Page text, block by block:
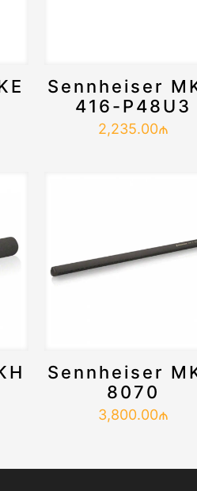
Sennheiser
416-P48U3
2,235.00₼
Sennheiser
8070
3,800.00₼